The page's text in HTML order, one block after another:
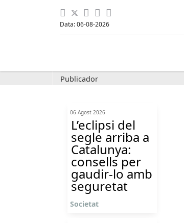
Data: 06-08-2026
Publicador
06 Agost 2026
L’eclipsi del
segle arriba a
Catalunya:
consells per
gaudir-lo amb
seguretat
Societat